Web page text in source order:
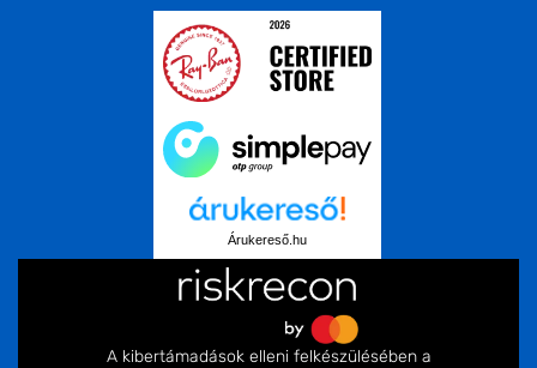
Árukereső.hu
A kibertámadások elleni felkészülésében a